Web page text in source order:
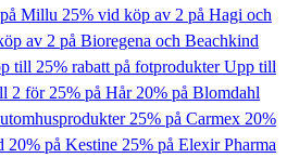
Millu 25% vid köp av 2 på Hagi och
av 2 på Bioregena och Beachkind
till 25% rabatt på fotprodukterUpp till
2 för 25% på Hår20% på Blomdahl
25% på Carmex 20%
20% på Kestine 25% på Elexir Pharma